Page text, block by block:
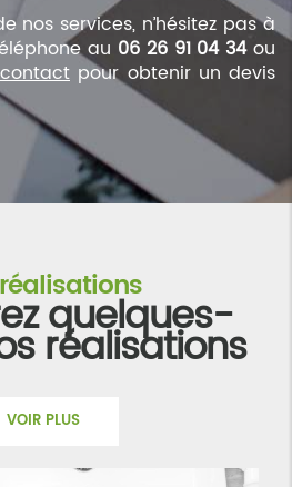
nos services, n’hésitez pas à
au 06 26 91 04 34ou
pour obtenir un devis
quelques-
réalisations
VOIR PLUS